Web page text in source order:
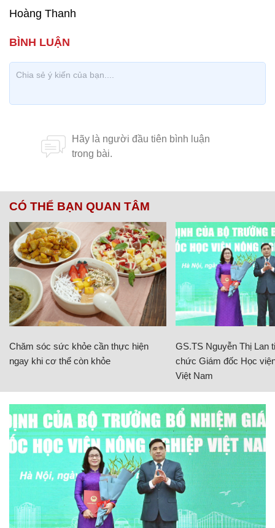
Hoàng Thanh
CÓ THỂ BẠN QUAN TÂM
Chăm sóc sức khỏe cần thực hiện
ngay khi cơ thể còn khỏe
GS.TS Nguyễn Thị Lan
chức Giám đốc Học
Việt Nam